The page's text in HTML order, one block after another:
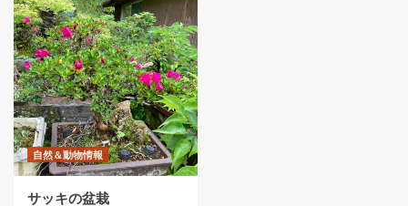
自然＆動物情報
サッキの盆栽